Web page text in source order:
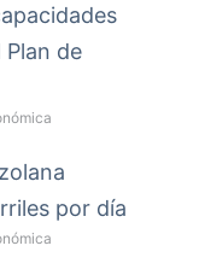
Plan de
por día